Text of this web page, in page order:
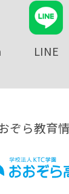
LINE
ぞら教育